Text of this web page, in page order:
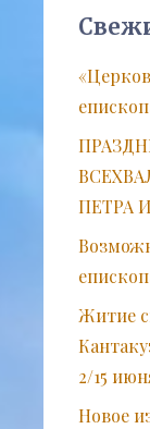
ПЕТРА
Житие
2/15
Новое